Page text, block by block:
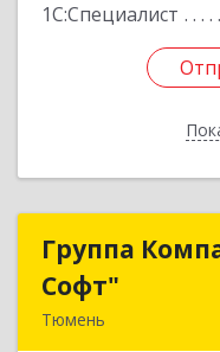
1С:Специалист
Группа
Софт"
Тюмень
Группа